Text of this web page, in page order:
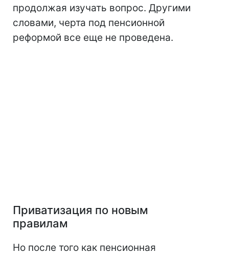
продолжая изучать вопрос. Другими
словами, черта под пенсионной
реформой все еще не проведена.
Приватизация по новым
правилам
Но после того как пенсионная